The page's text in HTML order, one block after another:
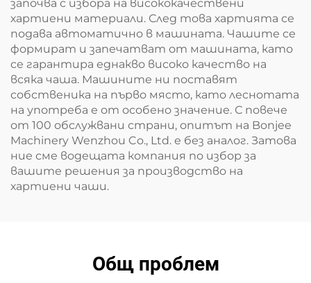
започва с избора на висококачествени
хартиени материали. След това хартията се
подава автоматично в машината. Чашите се
формират и запечатват от машината, като
се гарантира еднакво високо качество на
всяка чаша. Машините ни поставят
собственика на първо място, като леснотата
на употреба е от особено значение. С повече
от 100 обслужвани страни, опитът на Bonjee
Machinery Wenzhou Co., Ltd. е без аналог. Затова
ние сме водещата компания по избор за
вашите решения за производство на
хартиени чаши.
Общ проблем